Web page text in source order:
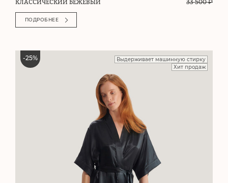
КЛАССИЧЕСКИЙ БЕЖЕВЫЙ
33 500₽
ПОДРОБНЕЕ
-25%
Выдерживает машинную стирку
Хит продаж